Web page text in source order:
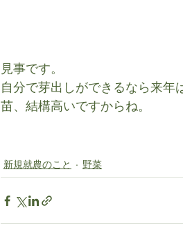
見事です。
自分で芽出しができるなら来年
苗、結構高いですからね。
新規就農のこと 野菜